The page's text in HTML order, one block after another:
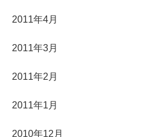
2011年4月
2011年3月
2011年2月
2011年1月
2010年12月